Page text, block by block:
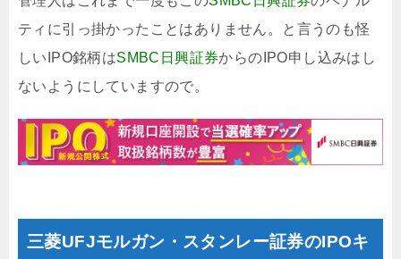
ティに引っ掛かったことはありません。と言うのも怪
しいIPO銘柄はSMBC日興証券からのIPO申し込みはし
ないようにしていますので。
三菱UFJモルガン・スタンレー証券のIPOキ